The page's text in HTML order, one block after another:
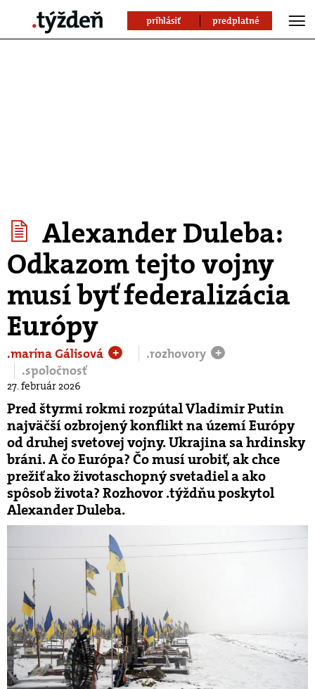
prihlásiť predplatné
Alexander Duleba:
Odkazom tejto vojny
musí byť federalizácia
Európy
.marína Gálisová + .rozhovory +
.spoločnosť
27. február 2026
Pred štyrmi rokmi rozpútal Vladimir Putin
najväčší ozbrojený konflikt na území Európy
od druhej svetovej vojny. Ukrajina sa hrdinsky
bráni. A čo Európa? Čo musí urobiť, ak chce
prežiť ako životaschopný svetadiel a ako
spôsob života? Rozhovor .týždňu poskytol
Alexander Duleba.